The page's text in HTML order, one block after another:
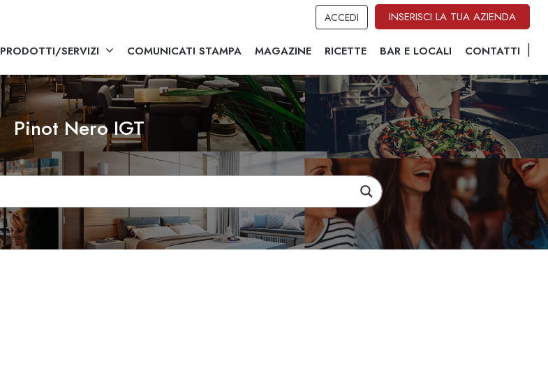
ACCEDI INSERISCI LA TUA AZIENDA
PRODOTTI/SERVIZI COMUNICATI STAMPA MAGAZINE RICETTE BAR E LOCALI CONTATTI
Pinot Nero IGT